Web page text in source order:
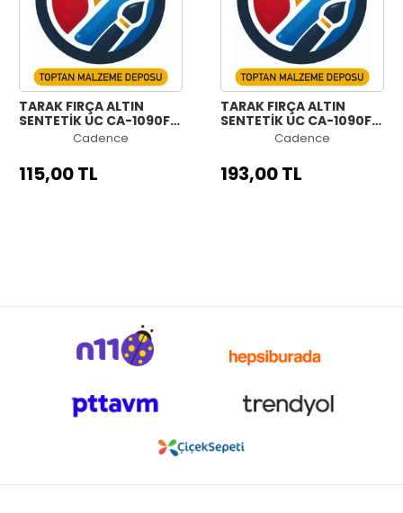
TARAK FIRÇA ALTIN
SENTETİK UÇ CA-1090F
Cadence
115,00 TL
TARAK FIRÇA ALTIN
SENTETİK UÇ CA-1090F
Cadence
193,00 TL